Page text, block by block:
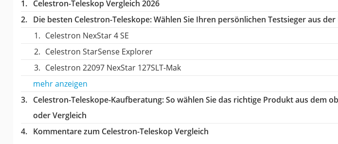
Celestron-Teleskop Vergleich 2026
Die besten Celestron-Teleskope:Wählen Sie Ihren persönlichen Testsieger aus der
Celestron NexStar 4 SE
Celestron StarSense Explorer
Celestron 22097 NexStar 127SLT-Mak
mehr anzeigen
Celestron-Teleskope-Kaufberatung: So wählen Sie das richtige Produkt aus dem
oder Vergleich
Kommentare zum Celestron-Teleskop Vergleich